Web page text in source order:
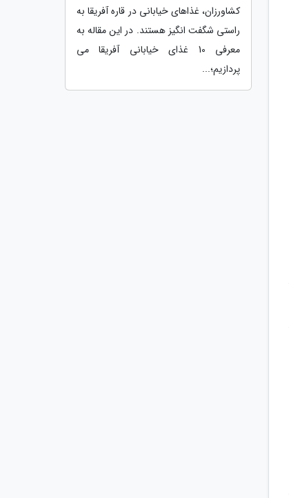
کشاورزان، غذاهای خیابانی در قاره آفریقا به
راستی شگفت انگیز هستند. در این مقاله به
معرفی 10 غذای خیابانی آفریقا می
پردازیم؛...